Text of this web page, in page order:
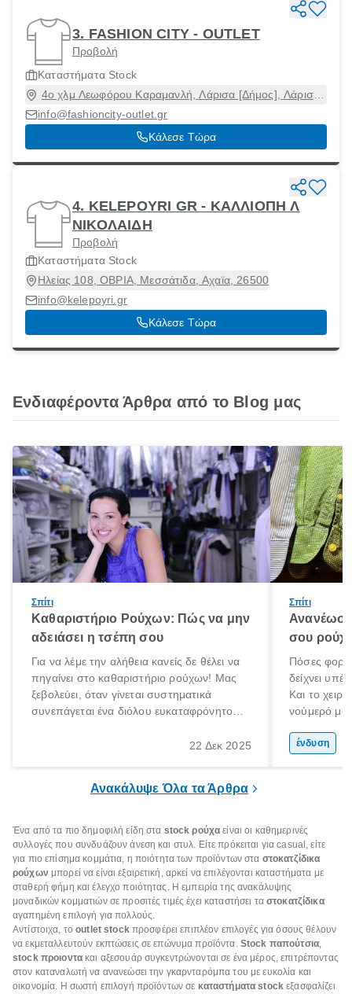
3. FASHION CITY - OUTLET
Προβολή
Καταστήματα Stock
4ο χλμ Λεωφόρου Καραμανλή, Λάρισα [Δήμος], Λάρισα,
41335
info@fashioncity-outlet.gr
Κάλεσε Τώρα
4. KELEPOYRI GR - ΚΑΛΛΙΟΠΗ Λ
ΝΙΚΟΛΑΙΔΗ
Προβολή
Καταστήματα Stock
Ηλείας 108, ΟΒΡΙΑ, Μεσσάτιδα, Αχαϊα, 26500
info@kelepoyri.gr
Κάλεσε Τώρα
Ενδιαφέροντα Άρθρα από το Blog μας
Σπίτι
Καθαριστήριο Ρούχων: Πώς να μην
αδειάσει η τσέπη σου
Για να λέμε την αλήθεια κανείς δε θέλει να
πηγαίνει στο καθαριστήριο ρούχων! Μας
ξεβολεύει, όταν γίνεται συστηματικά
συνεπάγεται ένα διόλου ευκαταφρόνητο
δυστυχώς τα αποτελέσματα στα ρούχα ή
στο πλυντήριο; Μην το κάνεις!
22 Δεκ 2025
Σπίτι
σου
Πόσες
δείχνει
Και το
νούμερό
που
ένδυση
Ανακάλυψε Όλα τα Άρθρα
Ένα από τα πιο δημοφιλή είδη στα stock ρούχα είναι οι καθημερινές
συλλογές που συνδυάζουν άνεση και στυλ. Είτε πρόκειται για casual, είτε
για πιο επίσημα κομμάτια, η ποιότητα των προϊόντων στα στοκατζίδικα
ρούχων μπορεί να είναι εξαιρετική, αρκεί να επιλέγονται καταστήματα με
σταθερή φήμη και έλεγχο ποιότητας. Η εμπειρία της ανακάλυψης
μοναδικών κομματιών σε προσιτές τιμές έχει καταστήσει τα στοκατζίδικα
αγαπημένη επιλογή για πολλούς.
Αντίστοιχα, τοoutlet stockπροσφέρει επιπλέον επιλογές για όσους θέλουν
να εκμεταλλευτούν εκπτώσεις σε επώνυμα προϊόντα. Stock παπούτσια,
stock προιοντακαι αξεσουάρ συγκεντρώνονται σε ένα μέρος, επιτρέποντας
στον καταναλωτή να ανανεώσει την γκαρνταρόμπα του με ευκολία και
οικονομία. Η σωστή επιλογή προϊόντων σε καταστήματα stock εξασφαλίζει